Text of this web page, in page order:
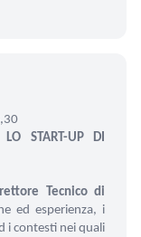
LO START-UP DI
Tecnico di
ed esperienza, i
i contesti nei quali